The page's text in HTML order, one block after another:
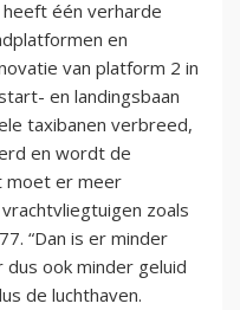
één verharde
en
van platform 2 in
en landingsbaan
taxibanen verbreed,
en wordt de
moet er meer
zoals
“Dan is er minder
ook minder geluid
de luchthaven.